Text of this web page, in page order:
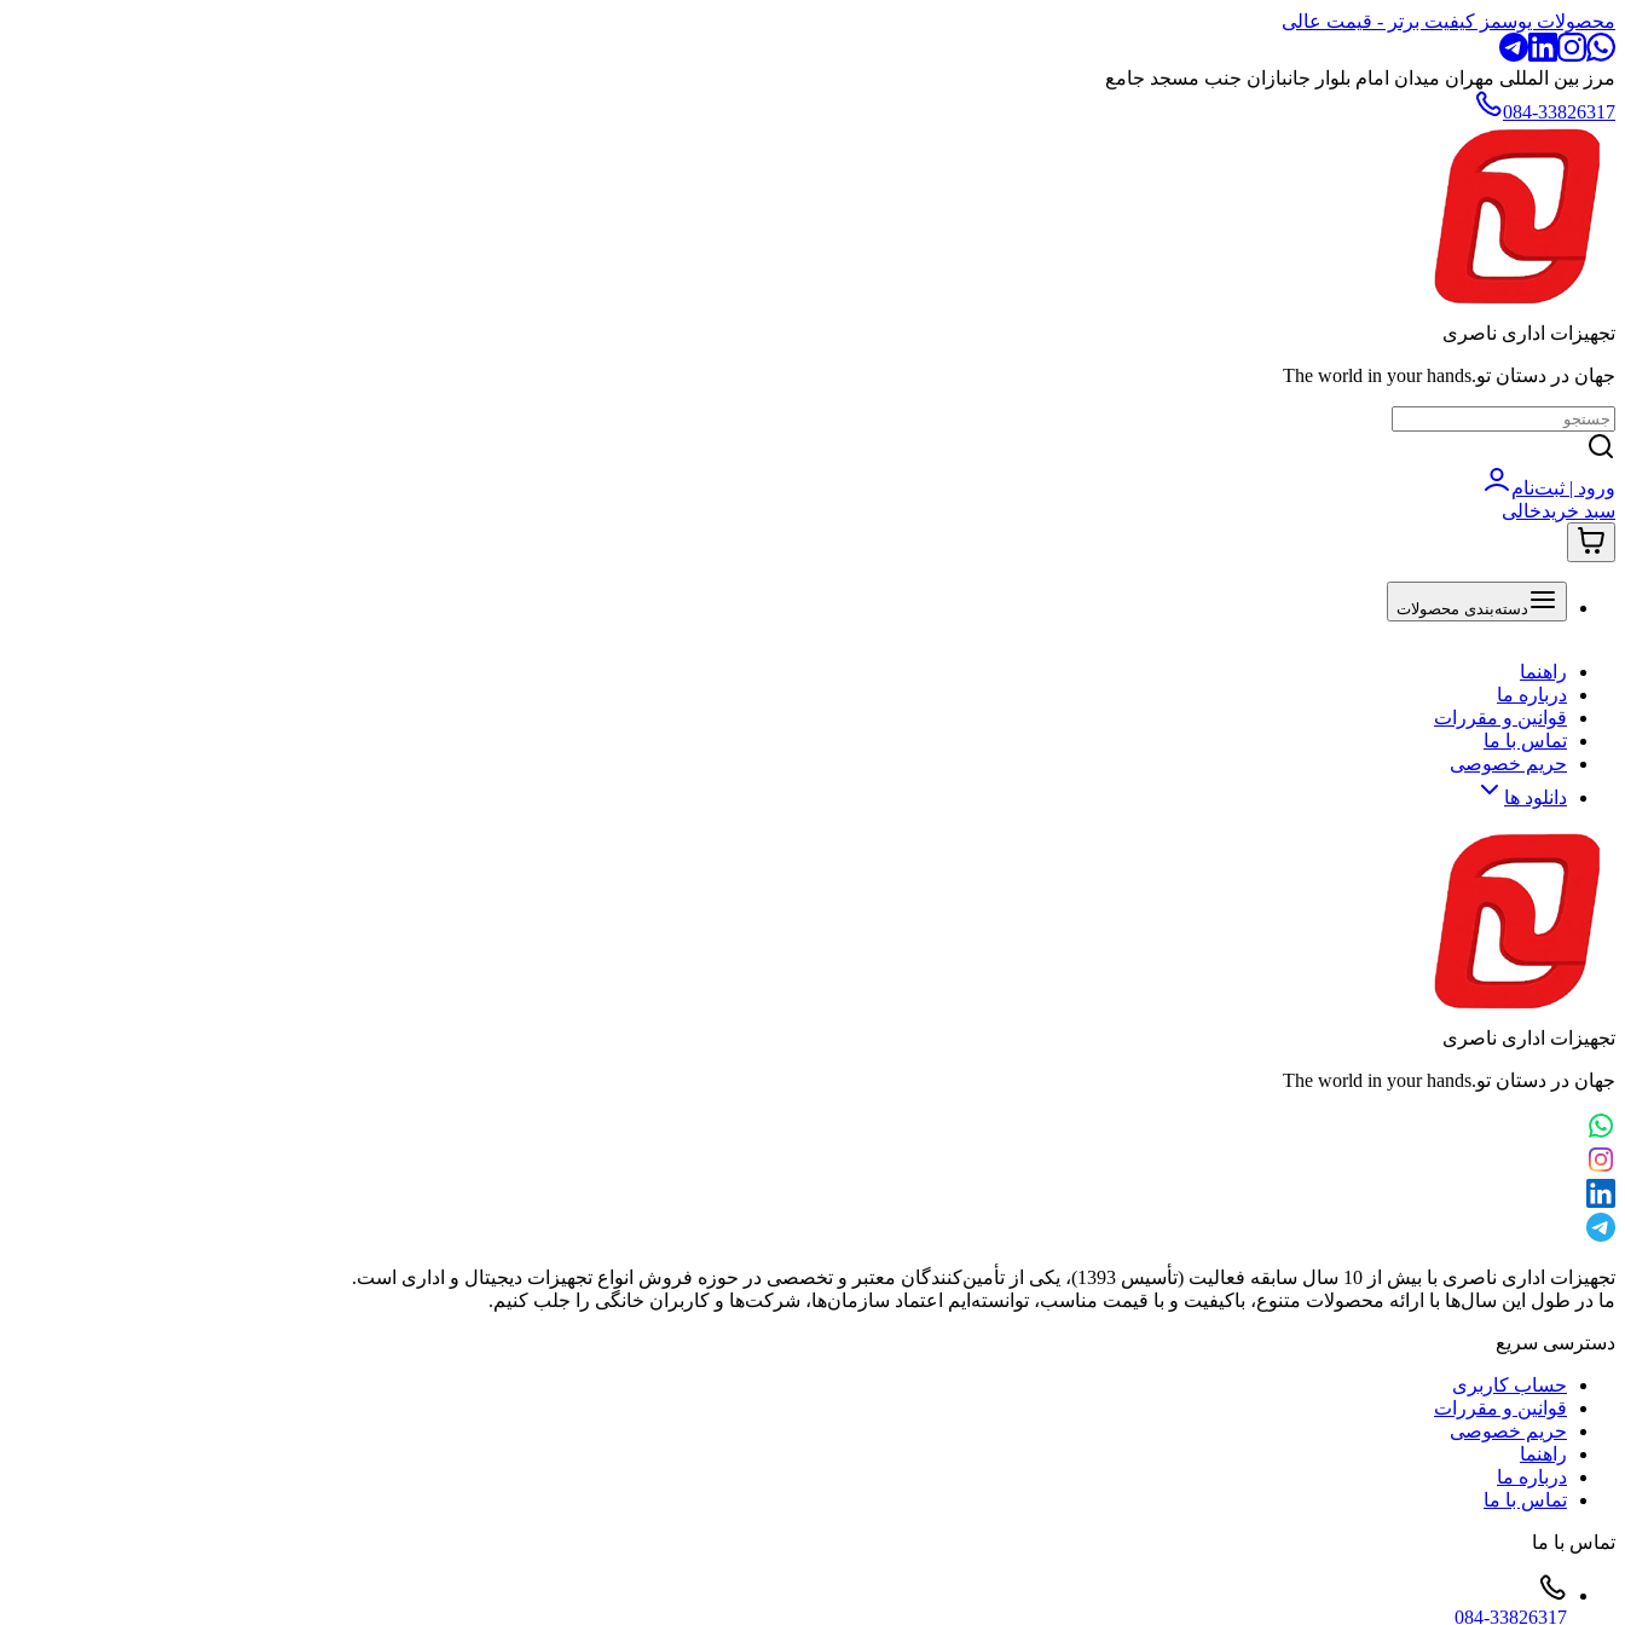
محصولات یوسمز کیفیت برتر - قیمت عالی
مرز بین المللی مهران میدان امام بلوار جانبازان جنب مسجد جامع
084-33826317
تجهیزات اداری ناصری
جهان در دستان تو.The world in your hands
ورود | ثبت‌نام
سبد خریدخالی
دسته‌بندی محصولات
راهنما
درباره ما
قوانین و مقررات
تماس با ما
حریم خصوصی
دانلود ها
تجهیزات اداری ناصری
جهان در دستان تو.The world in your hands
تجهیزات اداری ناصری با بیش از 10 سال سابقه فعالیت (تأسیس 1393)، یکی از تأمین‌کنندگان معتبر و تخصصی در حوزه فروش انواع تجهیزات دیجیتال و اداری است.
ما در طول این سال‌ها با ارائه محصولات متنوع، باکیفیت و با قیمت مناسب، توانسته‌ایم اعتماد سازمان‌ها، شرکت‌ها و کاربران خانگی را جلب کنیم.
دسترسی سریع
حساب کاربری
قوانین و مقررات
حریم خصوصی
راهنما
درباره ما
تماس با ما
تماس با ما
084-33826317